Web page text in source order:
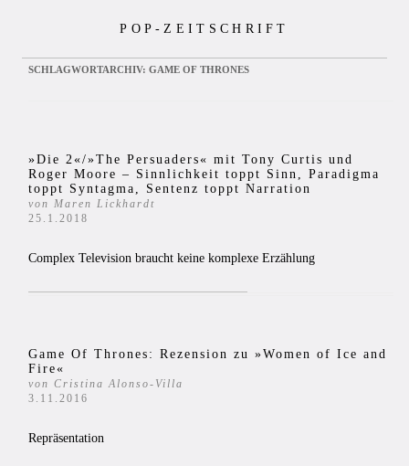
POP-ZEITSCHRIFT
SCHLAGWORTARCHIV: GAME OF THRONES
»Die 2«/»The Persuaders« mit Tony Curtis und
Roger Moore – Sinnlichkeit toppt Sinn, Paradigma
toppt Syntagma, Sentenz toppt Narration
von Maren Lickhardt
25.1.2018
Complex Television braucht keine komplexe Erzählung
Game Of Thrones: Rezension zu »Women of Ice and
Fire«
von Cristina Alonso-Villa
3.11.2016
Repräsentation